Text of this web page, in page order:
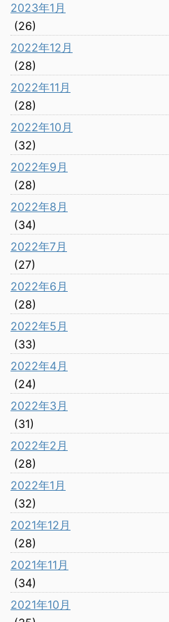
2023年1月
(26)
2022年12月
(28)
2022年11月
(28)
2022年10月
(32)
2022年9月
(28)
2022年8月
(34)
2022年7月
(27)
2022年6月
(28)
2022年5月
(33)
2022年4月
(24)
2022年3月
(31)
2022年2月
(28)
2022年1月
(32)
2021年12月
(28)
2021年11月
(34)
2021年10月